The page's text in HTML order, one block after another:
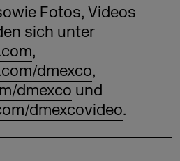
Fotos, Videos
sich unter
,
dmexco,
dmexco und
dmexcovideo.